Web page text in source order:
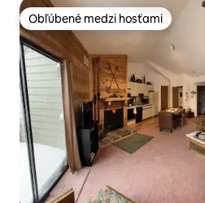
Obľúbené medzi hosťami
Obľúbené medzi hosťami